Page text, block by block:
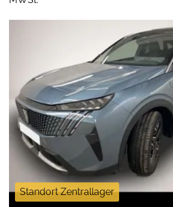
Standort Zentrallager